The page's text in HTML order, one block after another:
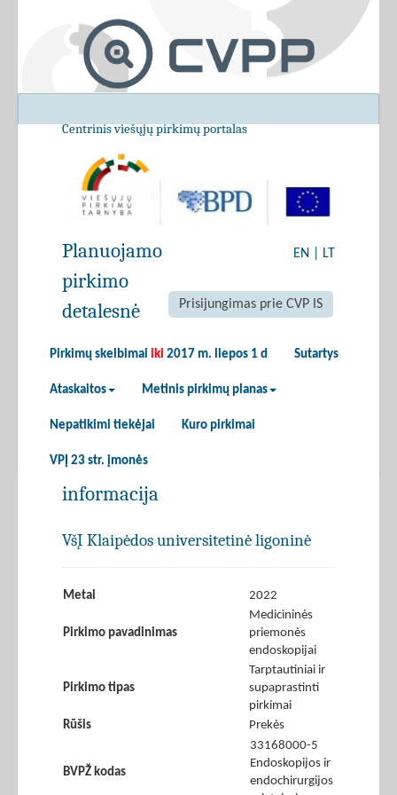
Centrinis viešųjų pirkimų portalas
EN LT
Prisijungimas prie CVP IS
Pirkimų skelbimai iki 2017 m. liepos 1 d Sutartys
Ataskaitos Metinis pirkimų planas
Nepatikimi tiekėjai Kuro pirkimai
VPĮ 23 str. įmonės
Planuojamo
pirkimo
detalesnė
informacija
VšĮ Klaipėdos universitetinė ligoninė
Metai 2022
Pirkimo pavadinimas
Medicininės
priemonės
endoskopijai
Pirkimo tipas
Tarptautiniai ir
supaprastinti
pirkimai
Rūšis
Prekės
BVPŽ kodas
33168000-5
Endoskopijos ir
endochirurgijos